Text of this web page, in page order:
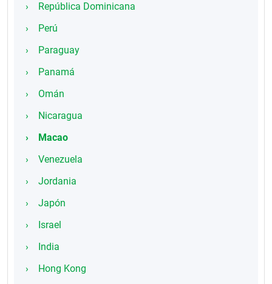
República Dominicana
Perú
Paraguay
Panamá
Omán
Nicaragua
Macao
Venezuela
Jordania
Japón
Israel
India
Hong Kong